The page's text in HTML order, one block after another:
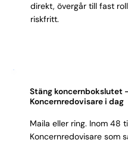
direkt, övergår till fast
riskfritt.
Stäng koncernbokslutet
Koncernredovisare i dag
Maila eller ring. Inom 48
Koncernredovisare som